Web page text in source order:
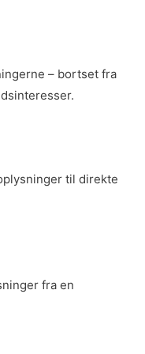
– bortset fra
til direkte
fra en